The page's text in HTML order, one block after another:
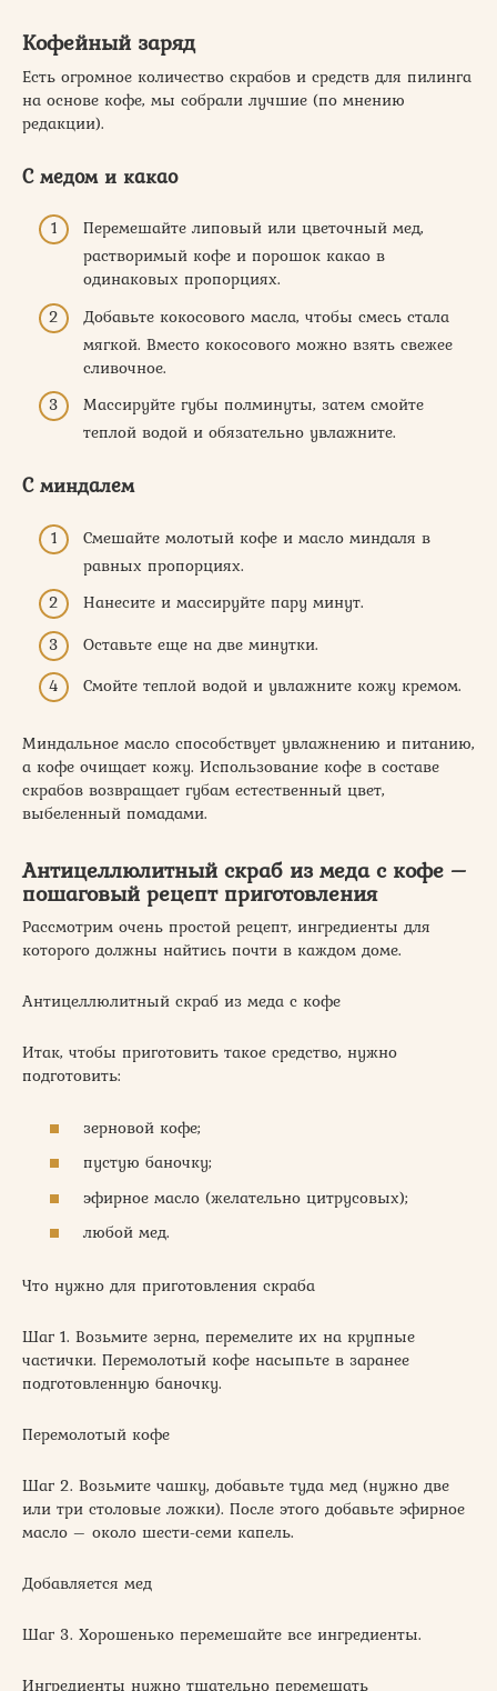
Кофейный заряд
Есть огромное количество скрабов и средств для пилинга
на основе кофе, мы собрали лучшие (по мнению
редакции).
С медом и какао
Перемешайте липовый или цветочный мед,
растворимый кофе и порошок какао в
одинаковых пропорциях.
Добавьте кокосового масла, чтобы смесь стала
мягкой. Вместо кокосового можно взять свежее
сливочное.
Массируйте губы полминуты, затем смойте
теплой водой и обязательно увлажните.
С миндалем
Смешайте молотый кофе и масло миндаля в
равных пропорциях.
Нанесите и массируйте пару минут.
Оставьте еще на две минутки.
Смойте теплой водой и увлажните кожу кремом.
Миндальное масло способствует увлажнению и питанию,
а кофе очищает кожу. Использование кофе в составе
скрабов возвращает губам естественный цвет,
выбеленный помадами.
Антицеллюлитный скраб из меда с кофе –
пошаговый рецепт приготовления
Рассмотрим очень простой рецепт, ингредиенты для
которого должны найтись почти в каждом доме.
Антицеллюлитный скраб из меда с кофе
Итак, чтобы приготовить такое средство, нужно
подготовить:
зерновой кофе;
пустую баночку;
эфирное масло (желательно цитрусовых);
любой мед.
Что нужно для приготовления скраба
Шаг 1. Возьмите зерна, перемелите их на крупные
частички. Перемолотый кофе насыпьте в заранее
подготовленную баночку.
Перемолотый кофе
Шаг 2. Возьмите чашку, добавьте туда мед (нужно две
или три столовые ложки). После этого добавьте эфирное
масло – около шести-семи капель.
Добавляется мед
Шаг 3. Хорошенько перемешайте все ингредиенты.
Ингредиенты нужно тщательно перемешать